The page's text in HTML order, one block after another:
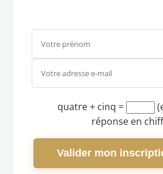
quatre + cinq =
réponse en
Valider mon